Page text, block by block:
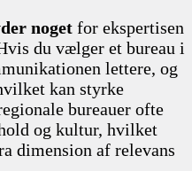
noget for ekspertisen
du vælger et bureau i
lettere, og
kan styrke
bureauer ofte
og kultur, hvilket
dimension af relevans